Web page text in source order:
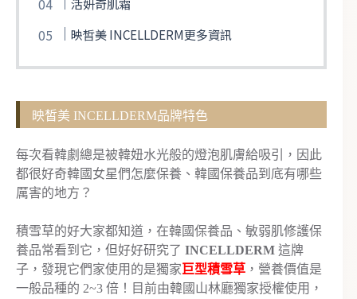
映皙美 INCELLDERM更多資訊
映皙美 INCELLDERM品牌特色
每次看韓劇總是被韓妞水光般的燈泡肌膚給吸引，因此
都很好奇韓國女星們怎麼保養、韓國保養品到底有哪些
厲害的地方？
積雪草的好大家都知道，在韓國保養品、敏弱肌修護保
養品常看到它，但好好研究了 INCELLDERM 這牌
子，發現它們家使用的是獨家巨型積雪草 ，營養價值是
一般品種的 2~3 倍！目前由韓國山林廳獨家授權使用，